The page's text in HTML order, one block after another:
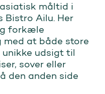
måltid i
Bistro Ailu. Her
forkæle
med at både store
unikke udsigt til
sover eller
den anden side